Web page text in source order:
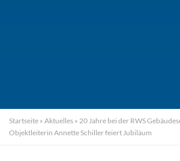
Startseite » Aktuelles » 20 Jahre bei der RWS
Objektleiterin Annette Schiller feiert Jubiläum